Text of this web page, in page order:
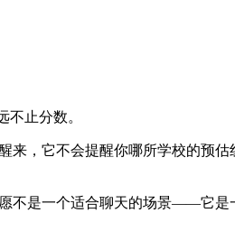
止分数。
，它不会提醒你哪所学校的预
不是一个适合聊天的场景——它